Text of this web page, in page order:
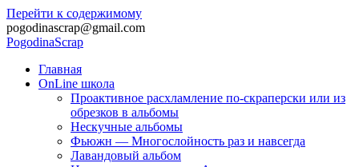
Перейти к содержимому
pogodinascrap@gmail.com
PogodinaScrap
Главная
OnLine школа
Проактивное расхламление по-скраперски или из
обрезков в альбомы
Нескучные альбомы
Фьюжн — Многослойность раз и навсегда
Лавандовый альбом